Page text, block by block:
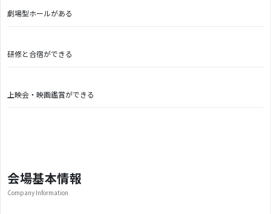
劇場型ホールがある
研修と合宿ができる
上映会・映画鑑賞ができる
会場基本情報
Company Information